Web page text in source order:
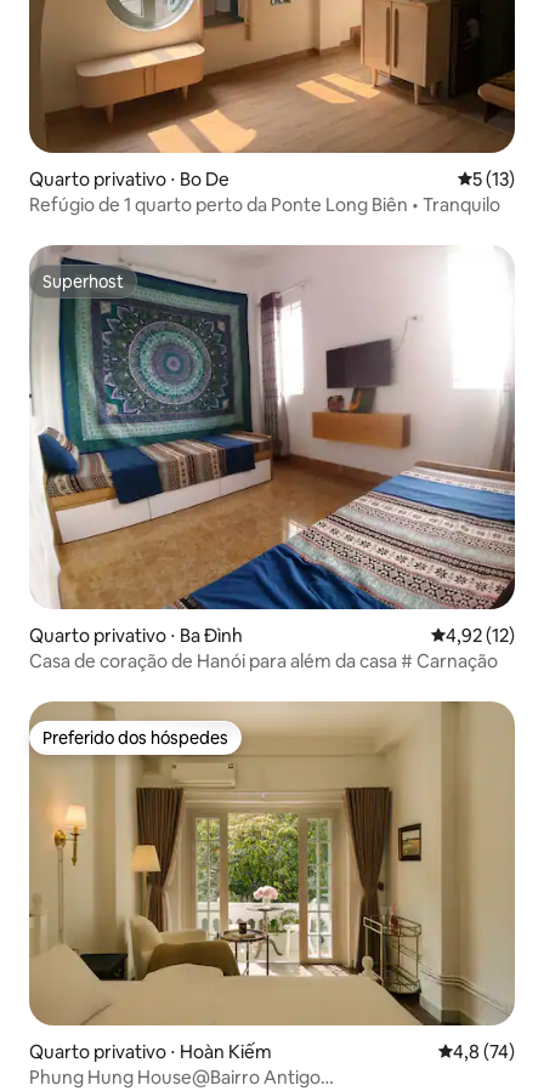
Quarto privativo ⋅ Bo De 5 de uma
5 (13)
Refúgio de 1 quarto perto da Ponte Long Biên • Tranquilo
Superhost
Superhost
Quarto privativo ⋅ Ba Đình 4,92 de uma
4,92 (12)
Casa de coração de Hanói para além da casa # Carnação
Preferido dos hóspedes
Preferido dos hóspedes
Quarto privativo ⋅ Hoàn Kiếm 4,8 de uma
4,8 (74)
Phung Hung House@Bairro Antigo